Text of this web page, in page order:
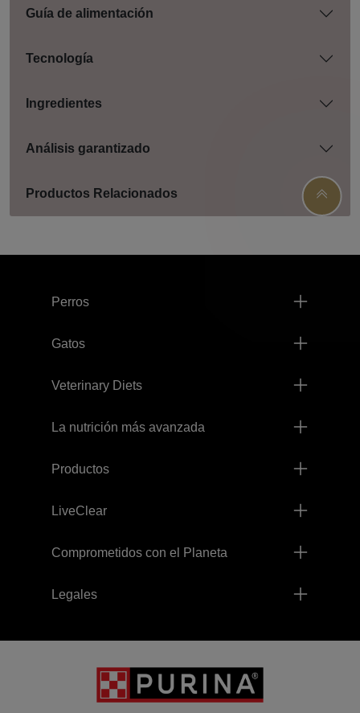
Guía de alimentación
Tecnología
Ingredientes
Análisis garantizado
Productos Relacionados
Perros
Gatos
Veterinary Diets
La nutrición más avanzada
Productos
LiveClear
Comprometidos con el Planeta
Legales